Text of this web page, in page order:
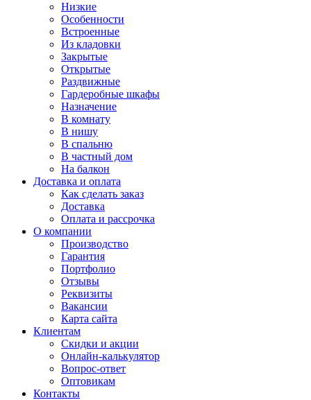
Низкие
Особенности
Встроенные
Из кладовки
Закрытые
Открытые
Раздвижные
Гардеробные шкафы
Назначение
В комнату
В нишу
В спальню
В частный дом
На балкон
Доставка и оплата
Как сделать заказ
Доставка
Оплата и рассрочка
О компании
Производство
Гарантия
Портфолио
Отзывы
Реквизиты
Вакансии
Карта сайта
Клиентам
Скидки и акции
Онлайн-калькулятор
Вопрос-ответ
Оптовикам
Контакты